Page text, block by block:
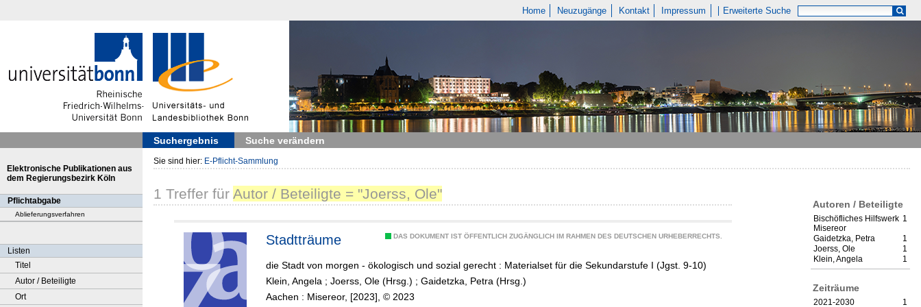
Home Neuzugänge Kontakt Impressum Erweiterte Suche
Suchergebnis Suche verändern
Elektronische Publikationen aus
dem Regierungsbezirk Köln
Pflichtabgabe
Ablieferungsverfahren
Listen
Titel
Autor / Beteiligte
Ort
Sie sind hier: E-Pflicht-Sammlung
Autoren / Beteiligte
1
Bischöfliches Hilfswerk
Misereor
1
Gaidetzka, Petra
1
Joerss, Ole
1
Klein, Angela
Zeiträume
1
2021-2030
1 Treffer für Autor / Beteiligte = "Joerss, Ole"
DAS DOKUMENT IST ÖFFENTLICH ZUGÄNGLICH IM RAHMEN DES DEUTSCHEN URHEBERRECHTS.
Stadtträume
die Stadt von morgen - ökologisch und sozial gerecht : Materialset für die Sekundarstufe I (Jgst. 9-10)
Klein, Angela ; Joerss, Ole (Hrsg.) ; Gaidetzka, Petra (Hrsg.)
Aachen : Misereor, [2023], © 2023